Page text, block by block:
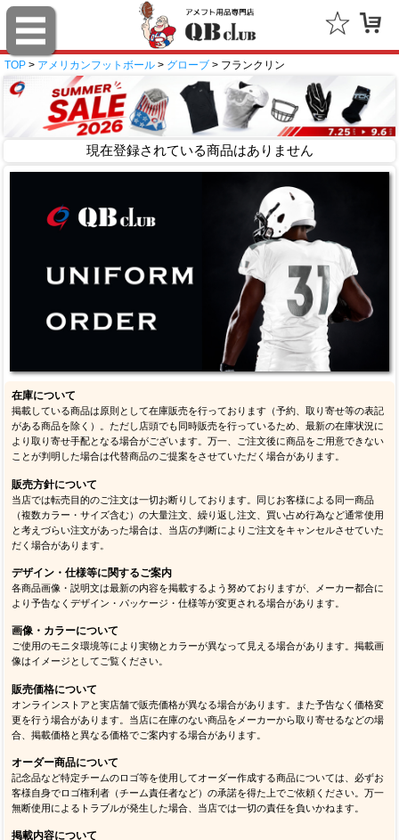
TOP > アメリカンフットボール > グローブ > フランクリン
現在登録されている商品はありません
在庫について
掲載している商品は原則として在庫販売を行っております（予約、取り寄せ等の表記
がある商品を除く）。ただし店頭でも同時販売を行っているため、最新の在庫状況に
より取り寄せ手配となる場合がございます。万一、ご注文後に商品をご用意できない
ことが判明した場合は代替商品のご提案をさせていただく場合があります。
販売方針について
当店では転売目的のご注文は一切お断りしております。同じお客様による同一商品
（複数カラー・サイズ含む）の大量注文、繰り返し注文、買い占め行為など通常使用
と考えづらい注文があった場合は、当店の判断によりご注文をキャンセルさせていた
だく場合があります。
デザイン・仕様等に関するご案内
各商品画像・説明文は最新の内容を掲載するよう努めておりますが、メーカー都合に
より予告なくデザイン・パッケージ・仕様等が変更される場合があります。
画像・カラーについて
ご使用のモニタ環境等により実物とカラーが異なって見える場合があります。掲載画
像はイメージとしてご覧ください。
販売価格について
オンラインストアと実店舗で販売価格が異なる場合があります。また予告なく価格変
更を行う場合があります。当店に在庫のない商品をメーカーから取り寄せるなどの場
合、掲載価格と異なる価格でご案内する場合があります。
オーダー商品について
記念品など特定チームのロゴ等を使用してオーダー作成する商品については、必ずお
客様自身でロゴ権利者（チーム責任者など）の承諾を得た上でご依頼ください。万一
無断使用によるトラブルが発生した場合、当店では一切の責任を負いかねます。
掲載内容について